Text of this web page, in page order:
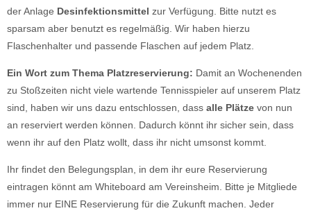
der Anlage Desinfektionsmittel zur Verfügung. Bitte nutzt es
sparsam aber benutzt es regelmäßig. Wir haben hierzu
Flaschenhalter und passende Flaschen auf jedem Platz.
Ein Wort zum Thema Platzreservierung: Damit an Wochenenden
zu Stoßzeiten nicht viele wartende Tennisspieler auf unserem Platz
sind, haben wir uns dazu entschlossen, dass alle Plätze von nun
an reserviert werden können. Dadurch könnt ihr sicher sein, dass
wenn ihr auf den Platz wollt, dass ihr nicht umsonst kommt.
Ihr findet den Belegungsplan, in dem ihr eure Reservierung
eintragen könnt am Whiteboard am Vereinsheim. Bitte je Mitgliede
immer nur EINE Reservierung für die Zukunft machen. Jeder